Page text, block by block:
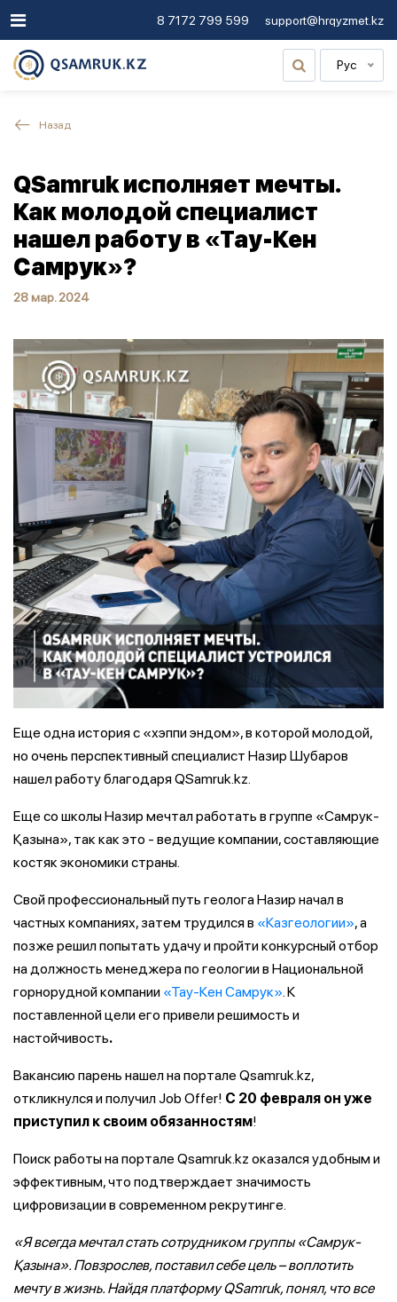
8 7172 799 599 support@hrqyzmet.kz
Рус
Назад
QSamruk исполняет мечты.
Как молодой специалист
нашел работу в «Тау-Кен
Самрук»?
28 мар. 2024
Еще одна история с «хэппи эндом», в которой молодой,
но очень перспективный специалист Назир Шубаров
нашел работублагодаря QSamruk.kz.
Еще со школы Назир мечтал работать в группе «Самрук-
Қазына», так как это - ведущие компании, составляющие
костяк экономики страны.
Свойпрофессиональныйпуть геолога Назир началв
частных компаниях, затем трудился в «Казгеологии»,а
позже решил попытать удачу и пройтиконкурсный отбор
на должность менеджера по геологии в Национальной
горнорудной компании «Тау-Кен Самрук». К
поставленной цели его привели решимость и
настойчивость.
Вакансию парень нашел на портале Qsamruk.kz,
откликнулсяи получил Job Offer! С 20 февраля он уже
приступил к своим обязанностям!
Поиск работы на портале Qsamruk.kz оказался удобным и
эффективным, что подтверждает значимость
цифровизации в современном рекрутинге.
«Я всегда мечтал стать сотрудником группы «Самрук-
Қазына». Повзрослев, поставил себе цель – воплотить
мечту в жизнь. Найдя платформу QSamruk, понял, что все